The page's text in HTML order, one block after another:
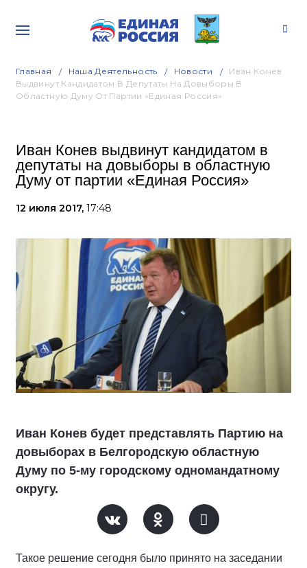
Главная Наша Деятельность Новости
Иван Конев
Выдвинут Кандидатом В Депутаты На Довыборы В
Областную Думу От Партии «Единая Россия»
Иван Конев выдвинут кандидатом в
депутаты на довыборы в областную
Думу от партии «Единая Россия»
12 июля 2017, 17:48
Иван Конев будет представлять Партию на
довыборах в Белгородскую областную
Думу по 5-му городскому одномандатному
округу.
Такое решение сегодня было принято на заседании